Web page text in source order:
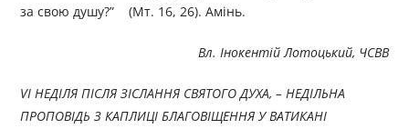
за свою душу?” (Мт. 16, 26). Амінь.
Вл. Інокентій Лотоцький, ЧСВВ
VІ НЕДІЛЯ ПІСЛЯ ЗІСЛАННЯ СВЯТОГО ДУХА, – НЕДІЛЬНА
ПРОПОВІДЬ З КАПЛИЦІ БЛАГОВІЩЕННЯ У ВАТИКАНІ